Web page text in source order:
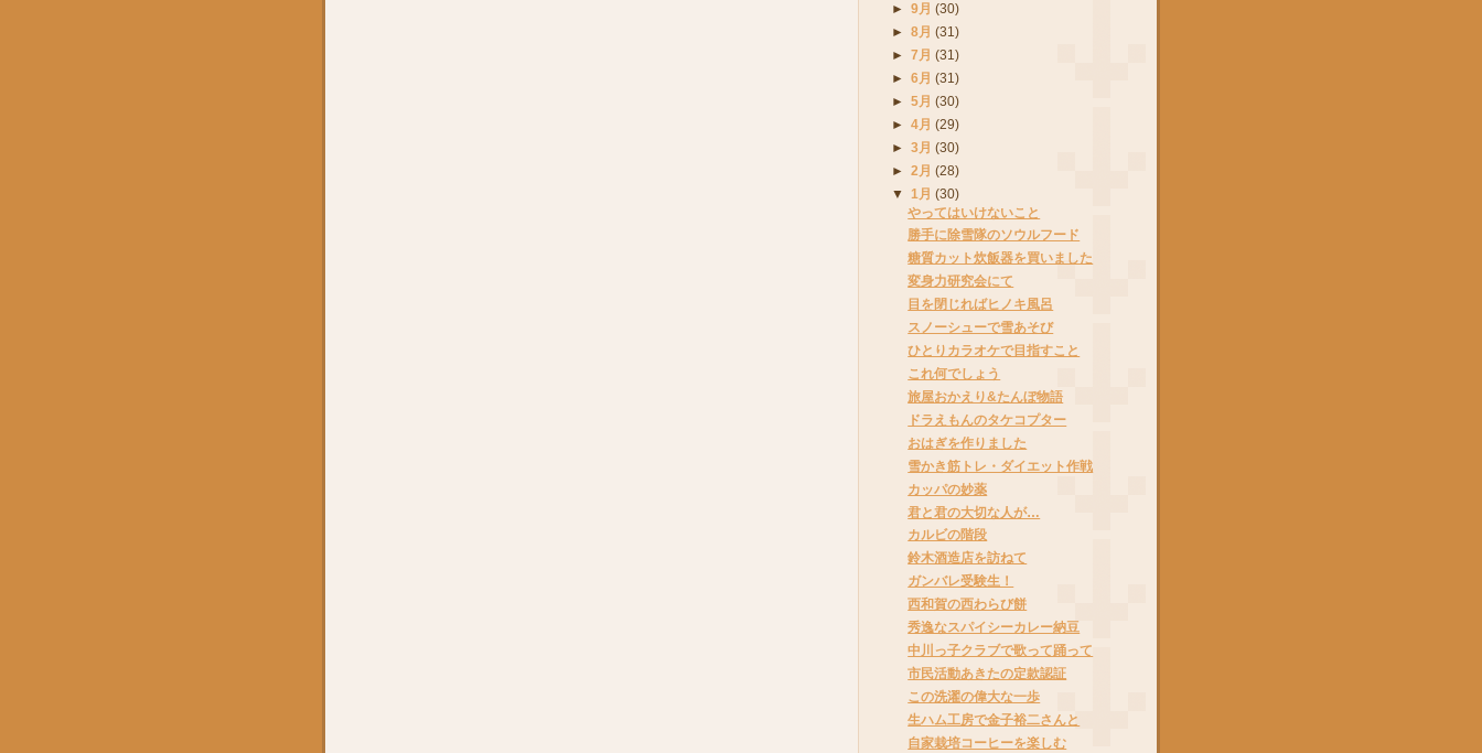
►9月(30)
►8月(31)
►7月(31)
►6月(31)
►5月(30)
►4月(29)
►3月(30)
►2月(28)
▼ 1月(30)
やってはいけないこと
勝手に除雪隊のソウルフード
糖質カット炊飯器を買いました
変身力研究会にて
目を閉じればヒノキ風呂
スノーシューで雪あそび
ひとりカラオケで目指すこと
これ何でしょう
旅屋おかえり&たんぼ物語
ドラえもんのタケコプター
おはぎを作りました
雪かき筋トレ・ダイエット作戦
カッパの妙薬
君と君の大切な人が…
カルビの階段
鈴木酒造店を訪ねて
ガンバレ受験生！
西和賀の西わらび餅
秀逸なスパイシーカレー納豆
中川っ子クラブで歌って踊って
市民活動あきたの定款認証
この洗濯の偉大な一歩
生ハム工房で金子裕二さんと
自家栽培コーヒーを楽しむ